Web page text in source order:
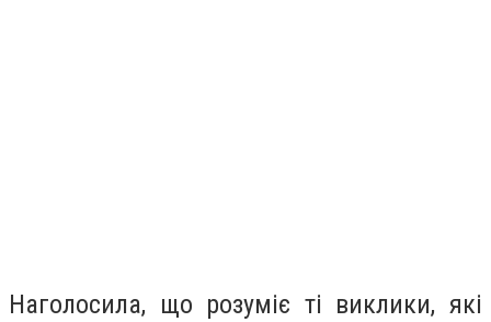
Наголосила, що розуміє ті виклики, які